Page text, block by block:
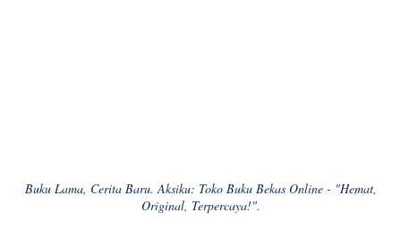
Buku Lama, Cerita Baru. Aksiku: Toko Buku Bekas Online - "Hemat,
Original, Terpercaya!".